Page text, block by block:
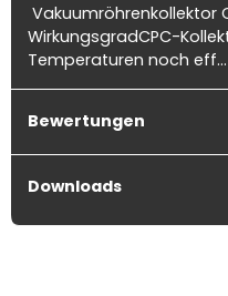
1xRahmen und Sammler
für CPC Solarkollektor 10
Röhren
Vakuumröhrenkollektor
WirkungsgradCPC-
Temperaturen noch eff…
Bewertungen
Downloads